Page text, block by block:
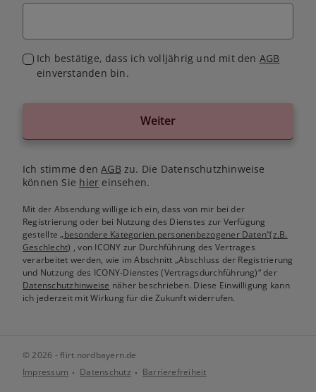
Ich bestätige, dass ich volljährig und mit den AGB
einverstanden bin.
Weiter
Ich stimme denAGB zu. Die Datenschutzhinweise
können Sie hier einsehen.
Mit der Absendung willige ich ein, dass von mir bei der
Registrierung oder bei Nutzung des Dienstes zur Verfügung
gestellte„besondere Kategorien personenbezogener Daten“(z.B.
Geschlecht) , von ICONY zur Durchführung des Vertrages
verarbeitet werden, wie im Abschnitt „Abschluss der Registrierung
und Nutzung des ICONY-Dienstes (Vertragsdurchführung)“ der
Datenschutzhinweise näher beschrieben. Diese Einwilligung kann
ich jederzeit mit Wirkung für die Zukunft widerrufen.
© 2026 - flirt.nordbayern.de
Impressum
Datenschutz Barrierefreiheit